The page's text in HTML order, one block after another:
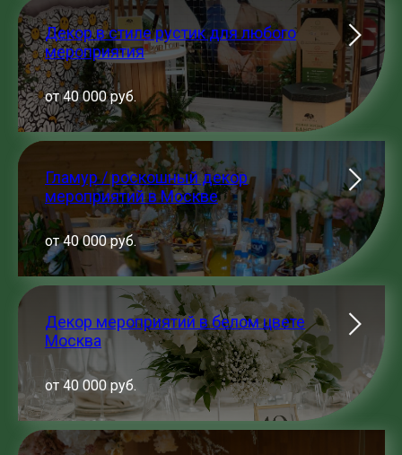
Декор в стиле рустик для любого
мероприятия
от 40 000 руб.
Гламур / роскошный декор
мероприятий в Москве
от 40 000 руб.
Декор мероприятий в белом цвете
Москва
от 40 000 руб.